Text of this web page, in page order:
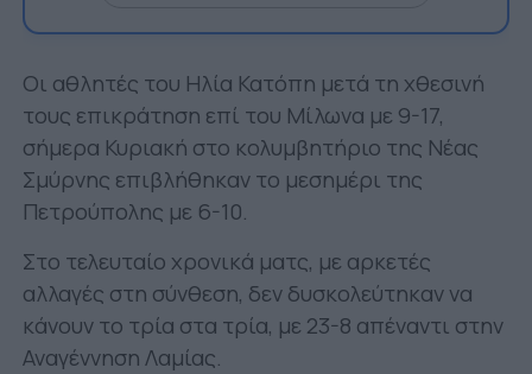
Οι αθλητές του Ηλία Κατόπη μετά τη χθεσινή
τους επικράτηση επί του Μίλωνα με 9-17,
σήμερα Κυριακή στο κολυμβητήριο της Νέας
Σμύρνης επιβλήθηκαν το μεσημέρι της
Πετρούπολης με 6-10.
Στο τελευταίο χρονικά ματς, με αρκετές
αλλαγές στη σύνθεση, δεν δυσκολεύτηκαν να
κάνουν το τρία στα τρία, με 23-8 απέναντι στην
Αναγέννηση Λαμίας.